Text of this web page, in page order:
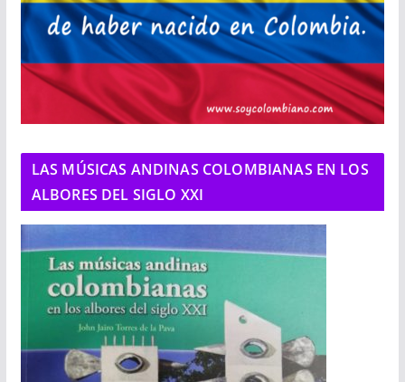
LAS MÚSICAS ANDINAS COLOMBIANAS EN LOS
ALBORES DEL SIGLO XXI